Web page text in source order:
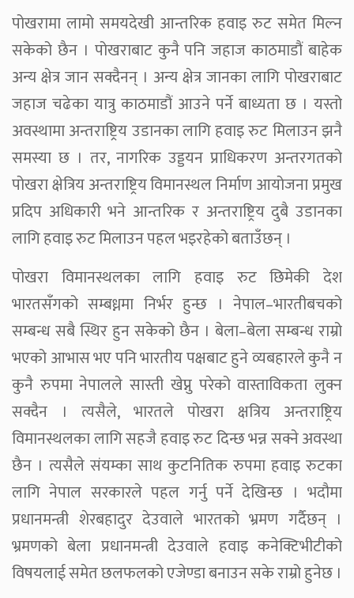
पोखरामा लामो समयदेखी आन्तरिक हवाइ रुट समेत मिल्न
सकेको छैन । पोखराबाट कुनै पनि जहाज काठमाडौं बाहेक
अन्य क्षेत्र जान सक्दैनन् । अन्य क्षेत्र जानका लागि पोखराबाट
जहाज चढेका यात्रु काठमाडौं आउने पर्ने बाध्यता छ । यस्तो
अवस्थामा अन्तराष्ट्रिय उडानका लागि हवाइ रुट मिलाउन झनै
समस्या छ । तर, नागरिक उड्डयन प्राधिकरण अन्तरगतको
पोखरा क्षेत्रिय अन्तराष्ट्रिय विमानस्थल निर्माण आयोजना प्रमुख
प्रदिप अधिकारी भने आन्तरिक र अन्तराष्ट्रिय दुबै उडानका
लागि हवाइ रुट मिलाउन पहल भइरहेको बताउँछन् ।
पोखरा विमानस्थलका लागि हवाइ रुट छिमेकी देश
भारतसँगको सम्बध्नमा निर्भर हुन्छ । नेपाल–भारतीबचको
सम्बन्ध सबै स्थिर हुन सकेको छैन । बेला–बेला सम्बन्ध राम्रो
भएको आभास भए पनि भारतीय पक्षबाट हुने व्यबहारले कुनै न
कुनै रुपमा नेपालले सास्ती खेप्नु परेको वास्ताविकता लुक्न
सक्दैन । त्यसैले, भारतले पोखरा क्षत्रिय अन्तराष्ट्रिय
विमानस्थलका लागि सहजै हवाइ रुट दिन्छ भन्न सक्ने अवस्था
छैन । त्यसैले संयम्का साथ कुटनितिक रुपमा हवाइ रुटका
लागि नेपाल सरकारले पहल गर्नु पर्ने देखिन्छ । भदौमा
प्रधानमन्त्री शेरबहादुर देउवाले भारतको भ्रमण गर्दैछन् ।
भ्रमणको बेला प्रधानमन्त्री देउवाले हवाइ कनेक्टिभीटीको
विषयलाई समेत छलफलको एजेण्डा बनाउन सके राम्रो हुनेछ ।